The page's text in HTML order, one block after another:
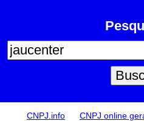
CNPJ.info CNPJ online